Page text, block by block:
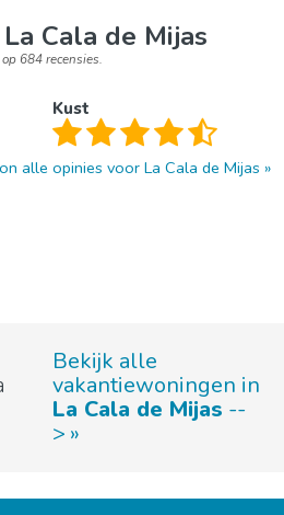
Cala de Mijas
684 recensies.
Kust
alle opinies voor La Cala de Mijas
Bekijk alle
vakantiewoningen in
La Cala de Mijas --
>